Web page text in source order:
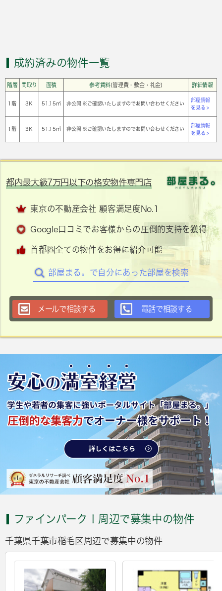
成約済みの物件一覧
階層 間取り 面積 参考賃料(管理費・敷金・礼金) 詳細情報
1階 3Ｋ 51.15㎡ 非公開 ※ご確認いたしますのでお問い合わせください
部屋情報
を見る >
1階 3Ｋ 51.15㎡ 非公開 ※ご確認いたしますのでお問い合わせください
部屋情報
を見る >
都内最大級7万円以下の格安物件専門店
東京の不動産会社 顧客満足度No.1
Google口コミでお客様からの圧倒的支持を獲得
首都圏全ての物件をお得に紹介可能
部屋まる。で自分にあった部屋を検索
メールで相談する 電話で相談する
ファインパークⅠ周辺で募集中の物件
千葉県千葉市稲毛区周辺で募集中の物件